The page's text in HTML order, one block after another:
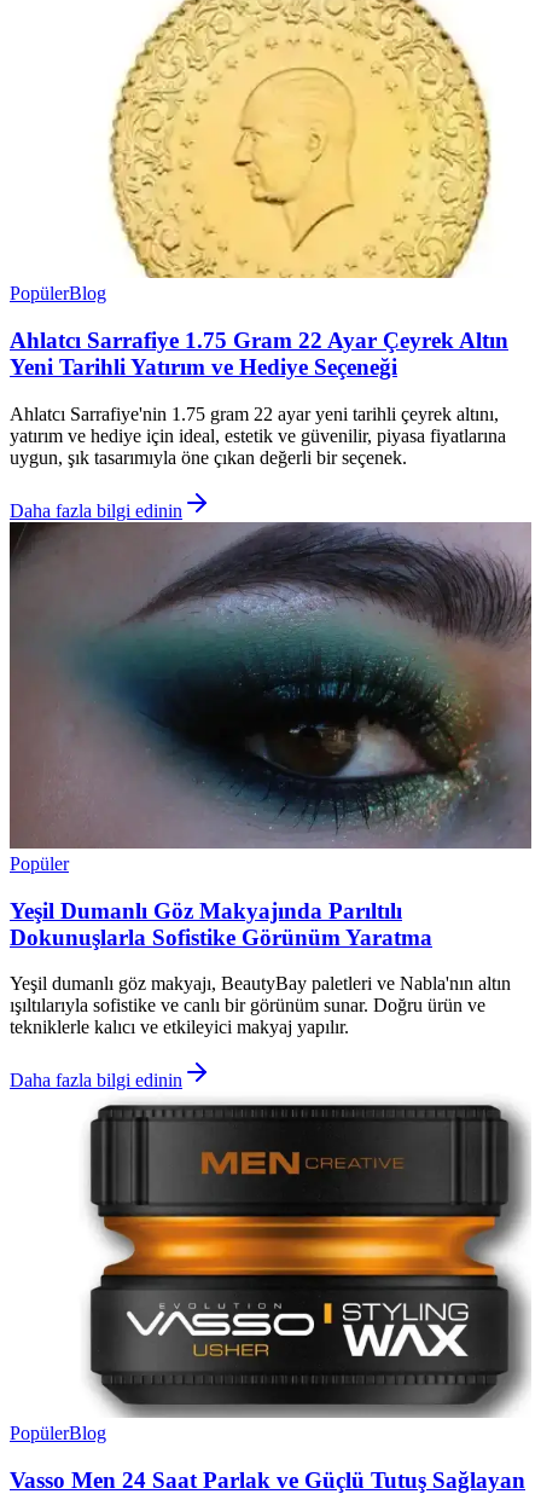
PopülerBlog
Ahlatcı Sarrafiye 1.75 Gram 22 Ayar Çeyrek Altın
Yeni Tarihli Yatırım ve Hediye Seçeneği
Ahlatcı Sarrafiye'nin 1.75 gram 22 ayar yeni tarihli çeyrek altını,
yatırım ve hediye için ideal, estetik ve güvenilir, piyasa fiyatlarına
uygun, şık tasarımıyla öne çıkan değerli bir seçenek.
Daha fazla bilgi edinin
Popüler
Yeşil Dumanlı Göz Makyajında Parıltılı
Dokunuşlarla Sofistike Görünüm Yaratma
Yeşil dumanlı göz makyajı, BeautyBay paletleri ve Nabla'nın altın
ışıltılarıyla sofistike ve canlı bir görünüm sunar. Doğru ürün ve
tekniklerle kalıcı ve etkileyici makyaj yapılır.
Daha fazla bilgi edinin
PopülerBlog
Vasso Men 24 Saat Parlak ve Güçlü Tutuş Sağlayan